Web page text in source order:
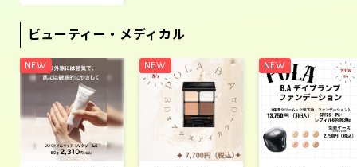
ビューティー・メディカル